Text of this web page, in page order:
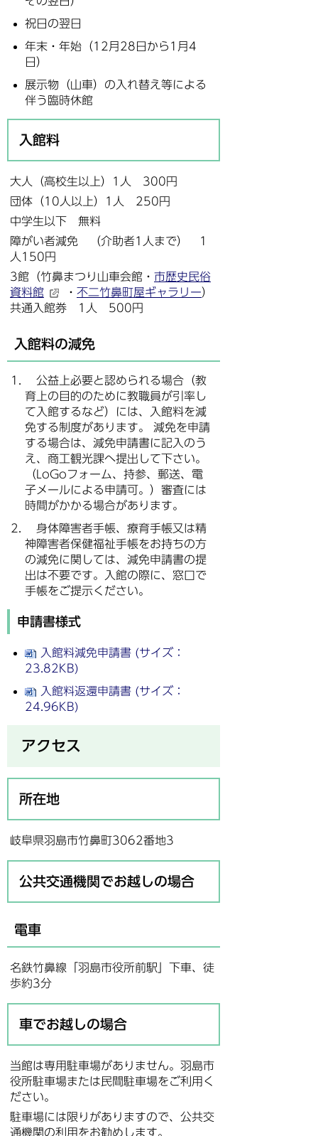
祝日の翌日
年末・年始（12月28日から1月4
日）
展示物（山車）の入れ替え等による
伴う臨時休館
入館料
大人（高校生以上）1人 300円
団体（10人以上）1人 250円
中学生以下 無料
障がい者減免 （介助者1人まで） 1
人150円
3館（竹鼻まつり山車会館・ 市歴史民俗
資料館
・ 不二竹鼻町屋ギャラリー）
共通入館券 1人 500円
入館料の減免
公益上必要と認められる場合（教
育上の目的のために教職員が引率し
て入館するなど）には、入館料を減
免する制度があります。 減免を申請
する場合は、減免申請書に記入のう
え、商工観光課へ提出して下さい。
（LoGoフォーム、持参、郵送、電
子メールによる申請可。）審査には
時間がかかる場合があります。
身体障害者手帳、療育手帳又は精
神障害者保健福祉手帳をお持ちの方
の減免に関しては、減免申請書の提
出は不要です。入館の際に、窓口で
手帳をご提示ください。
申請書様式
入館料減免申請書 (サイズ：
23.82KB)
入館料返還申請書 (サイズ：
24.96KB)
アクセス
所在地
岐阜県羽島市竹鼻町3062番地3
公共交通機関でお越しの場合
電車
名鉄竹鼻線「羽島市役所前駅」下車、徒
歩約3分
車でお越しの場合
当館は専用駐車場がありません。羽島市
役所駐車場または民間駐車場をご利用く
ださい。
駐車場には限りがありますので、公共交
通機関の利用をお勧めします。